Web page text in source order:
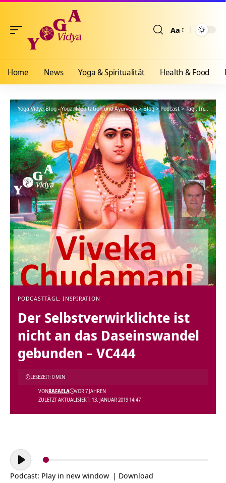
Aa
Home News Yoga & Spiritualität Health & Food
Yoga Vidya Blog - Yoga, Meditation und Ayurveda>Blog>Podcast>Tägl. Inspiration
PODCASTTÄGL. INSPIRATION
Der Selbstverwirklichte ist
nicht an das Daseinswandel
gebunden – VC444
ZULETZT AKTUALISIERT: 13. JANUAR 2019 14:47
VONRAFAELA VOR 7 JAHREN
LESEZEIT: 0 MIN
Audio-
Player
Podcast: Play in new window | Download